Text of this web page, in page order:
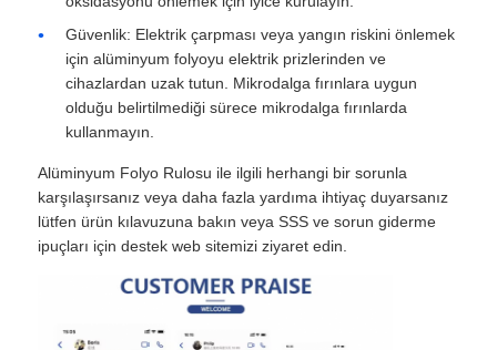
Güvenlik: Elektrik çarpması veya yangın riskini önlemek
için alüminyum folyoyu elektrik prizlerinden ve
cihazlardan uzak tutun. Mikrodalga fırınlara uygun
olduğu belirtilmediği sürece mikrodalga fırınlarda
kullanmayın.
Alüminyum Folyo Rulosu ile ilgili herhangi bir sorunla
karşılaşırsanız veya daha fazla yardıma ihtiyaç duyarsanız
lütfen ürün kılavuzuna bakın veya SSS ve sorun giderme
ipuçları için destek web sitemizi ziyaret edin.